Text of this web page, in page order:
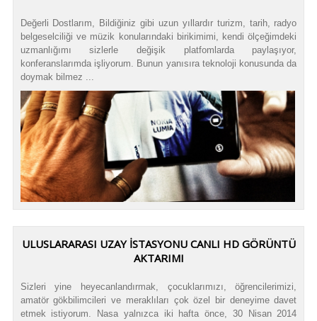
Değerli Dostlarım, Bildiğiniz gibi uzun yıllardır turizm, tarih, radyo
belgeselciliği ve müzik konularındaki birikimimi, kendi ölçeğimdeki
uzmanlığımı sizlerle değişik platfomlarda paylaşıyor,
konferanslarımda işliyorum. Bunun yanısıra teknoloji konusunda da
doymak bilmez ...
ULUSLARARASI UZAY İSTASYONU CANLI HD GÖRÜNTÜ
AKTARIMI
Sizleri yine heyecanlandırmak, çocuklarımızı, öğrencilerimizi,
amatör gökbilimcileri ve meraklıları çok özel bir deneyime davet
etmek istiyorum. Nasa yalnızca iki hafta önce, 30 Nisan 2014